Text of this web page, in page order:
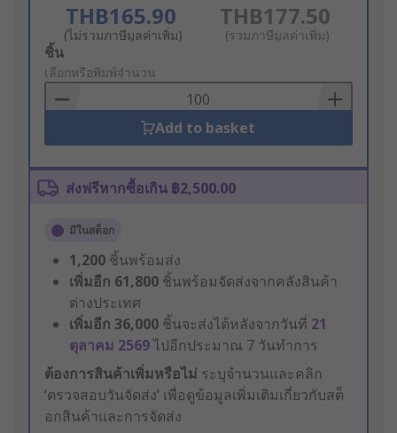
THB165.90
(ไม่รวมภาษีมูลค่าเพิ่ม)
THB177.50
(รวมภาษีมูลค่าเพิ่ม)
Add
to
Basket
ชิ้น
เลือกหรือพิมพ์จำนวน
Add to basket
ส่งฟรีหากซื้อเกิน ฿2,500.00
มีในสต็อก
1,200 ชิ้นพร้อมส่ง
เพิ่มอีก 61,800 ชิ้นพร้อมจัดส่งจากคลังสินค้า
ต่างประเทศ
เพิ่มอีก 36,000 ชิ้นจะส่งได้หลังจากวันที่ 21
ตุลาคม 2569ไปอีกประมาณ 7 วันทำการ
ต้องการสินค้าเพิ่มหรือไม่ ระบุจำนวนและคลิก
‘ตรวจสอบวันจัดส่ง’ เพื่อดูข้อมูลเพิ่มเติมเกี่ยวกับสต็
อกสินค้าและการจัดส่ง